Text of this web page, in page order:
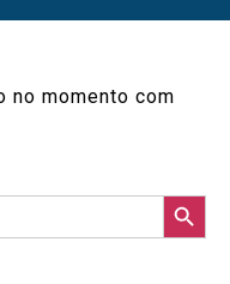
no momento com
SEARCH BUTTON